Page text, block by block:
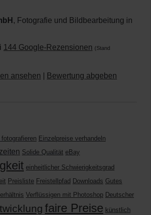
, Fotografie und Bildbearbeitung in
144 Google-Rezensionen (Stand
ansehen Bewertung abgeben
Einzelpreise verhandeln
Solide Qualität eBay
einheitlicher Schwierigkeitsgrad
Preisliste Freistellpfad Downloads Gutes
Verflüssigen mit Photoshop Deutscher
faire Preise künstlich